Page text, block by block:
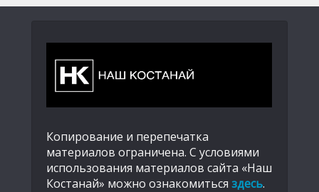
Копирование и перепечатка
материалов ограничена. С условиями
использования материалов сайта «Наш
Костанай» можно ознакомиться здесь.